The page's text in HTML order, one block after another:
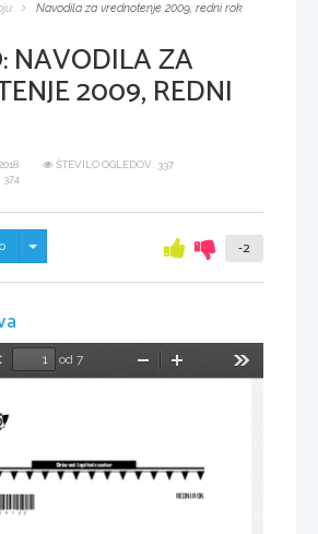
Navodila za vrednotenje 2009, redni rok
NAVODILA ZA
2009, REDNI
ŠTEVILO OGLEDOV: 337
374
Skrij/prikaži meni -2
od 7
Pomanjšaj
Državni izpitni center
REDNI ROK